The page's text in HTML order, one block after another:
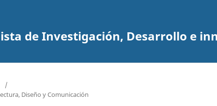
de Investigación, Desarrollo e
/
Diseño y Comunicación